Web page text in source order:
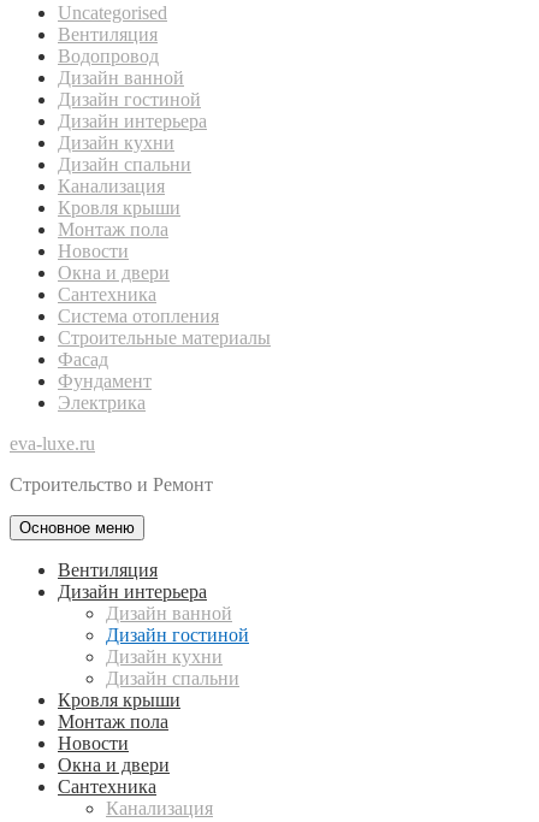
Uncategorised
Вентиляция
Водопровод
Дизайн ванной
Дизайн гостиной
Дизайн интерьера
Дизайн кухни
Дизайн спальни
Канализация
Кровля крыши
Монтаж пола
Новости
Окна и двери
Сантехника
Система отопления
Строительные материалы
Фасад
Фундамент
Электрика
eva-luxe.ru
Строительство и Ремонт
Основное меню
Вентиляция
Дизайн интерьера
Дизайн ванной
Дизайн гостиной
Дизайн кухни
Дизайн спальни
Кровля крыши
Монтаж пола
Новости
Окна и двери
Сантехника
Канализация